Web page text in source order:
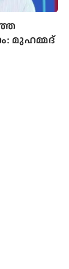
മുഹമ്മദ്